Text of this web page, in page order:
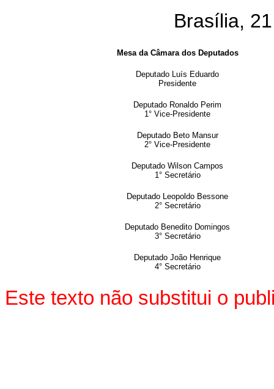
Brasília,
Mesa da Câmara dos Deputados
Deputado Luís Eduardo
Presidente
Deputado Ronaldo Perim
1° Vice-Presidente
Deputado Beto Mansur
2° Vice-Presidente
Deputado Wilson Campos
1° Secretário
Deputado Leopoldo Bessone
2° Secretário
Deputado Benedito Domingos
3° Secretário
Deputado João Henrique
4° Secretário
Este texto não substitui o